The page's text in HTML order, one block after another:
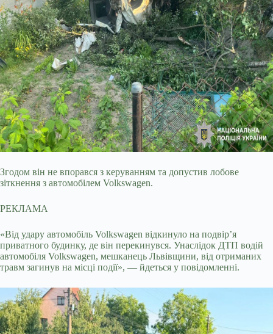
Згодом він не впорався з керуванням та допустив лобове
зіткнення з автомобілем Volkswagen.
РЕКЛАМА
«Від удару автомобіль Volkswagen відкинуло на подвір’я
приватного будинку, де він перекинувся. Унаслідок ДТП водій
автомобіля Volkswagen, мешканець Львівщини, від отриманих
травм загинув на місці події», — йдеться у повідомленні.